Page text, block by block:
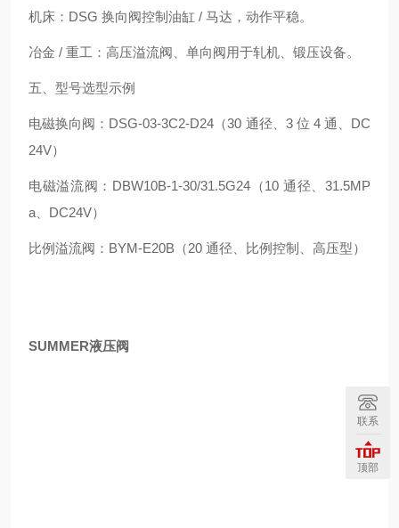
机床：DSG 换向阀控制油缸 / 马达，动作平稳。
冶金 / 重工：高压溢流阀、单向阀用于轧机、锻压设备。
五、型号选型示例
电磁换向阀：DSG-03-3C2-D24（30 通径、3 位 4 通、DC
24V）
电磁溢流阀：DBW10B-1-30/31.5G24（10 通径、31.5MP
a、DC24V）
比例溢流阀：BYM-E20B（20 通径、比例控制、高压型）
SUMMER液压阀
联系
顶部